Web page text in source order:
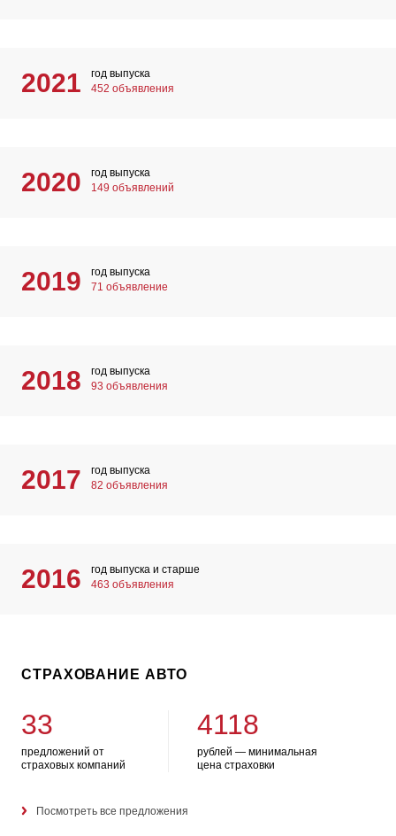
2021
год выпуска
452 объявления
2020
год выпуска
149 объявлений
2019
год выпуска
71 объявление
2018
год выпуска
93 объявления
2017
год выпуска
82 объявления
2016
год выпуска и старше
463 объявления
СТРАХОВАНИЕ АВТО
33
предложений от
страховых компаний
4118
рублей — минимальная
цена страховки
Посмотреть все предложения